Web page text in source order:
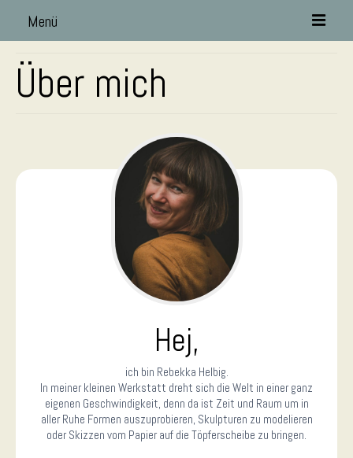
Menü
„So weit die Füße tragen!“
offene Werkstatt
Bildung und Teilhabe
Abendwerkstatt
Gutscheine
Anfahrt und Parken
Über mich
Hej,
ich bin Rebekka Helbig.
In meiner kleinen Werkstatt dreht sich die Welt in einer ganz
eigenen Geschwindigkeit, denn da ist Zeit und Raum um in
aller Ruhe Formen auszuprobieren, Skulpturen zu modelieren
oder Skizzen vom Papier auf die Töpferscheibe zu bringen.